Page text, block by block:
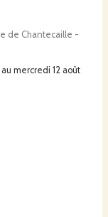
de Chantecaille -
au mercredi 12 août